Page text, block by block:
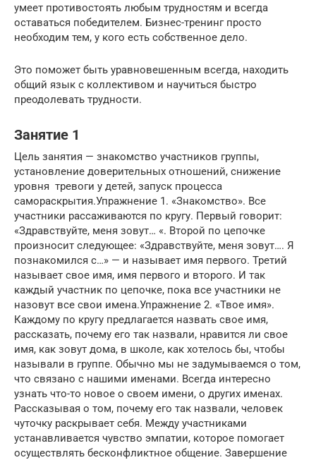
умеет противостоять любым трудностям и всегда
оставаться победителем. Бизнес-тренинг просто
необходим тем, у кого есть собственное дело.
Это поможет быть уравновешенным всегда, находить
общий язык с коллективом и научиться быстро
преодолевать трудности.
Занятие 1
Цель занятия — знакомство участников группы,
установление доверительных отношений, снижение
уровня тревоги у детей, запуск процесса
самораскрытия.Упражнение 1. «Знакомство». Все
участники рассаживаются по кругу. Первый говорит:
«Здравствуйте, меня зовут… «. Второй по цепочке
произносит следующее: «Здравствуйте, меня зовут…. Я
познакомился с…» — и называет имя первого. Третий
называет свое имя, имя первого и второго. И так
каждый участник по цепочке, пока все участники не
назовут все свои имена.Упражнение 2. «Твое имя».
Каждому по кругу предлагается назвать свое имя,
рассказать, почему его так назвали, нравится ли свое
имя, как зовут дома, в школе, как хотелось бы, чтобы
называли в группе. Обычно мы не задумываемся о том,
что связано с нашими именами. Всегда интересно
узнать что-то новое о своем имени, о других именах.
Рассказывая о том, почему его так назвали, человек
чуточку раскрывает себя. Между участниками
устанавливается чувство эмпатии, которое помогает
осуществлять бесконфликтное общение. Завершение